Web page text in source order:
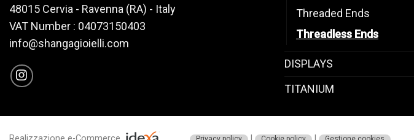
48015 Cervia - Ravenna (RA) - Italy
VAT Number : 04073150403
info@shangagioielli.com
Threaded Ends
Threadless Ends
DISPLAYS
TITANIUM